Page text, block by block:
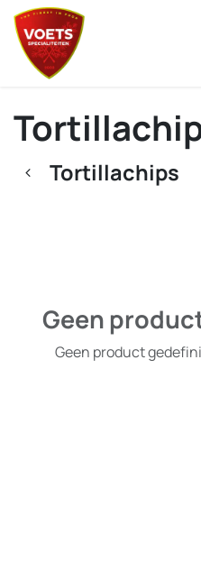
Overslaan naar inhoud
Tortillachips
Geen
Geen product